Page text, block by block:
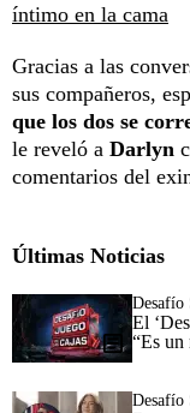
íntimo en la cama
Gracias a las
sus compañeros,
que los dos se
le reveló a Darlyn
comentarios del
Últimas Noticias
El
“Es un